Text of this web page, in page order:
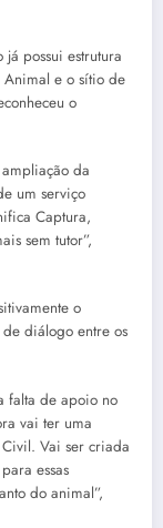
possui estrutura
e o sítio de
o
da
um serviço
Captura,
sem tutor”,
o
diálogo entre os
falta de apoio no
vai ter uma
Vai ser criada
essas
do animal”,